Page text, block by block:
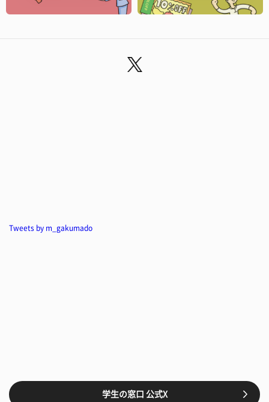
Tweets by m_gakumado
学生の窓口 公式X